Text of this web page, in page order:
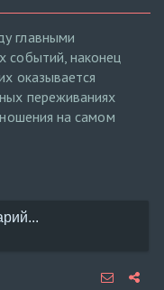
главными
событий, наконец
оказывается
переживаниях
на самом